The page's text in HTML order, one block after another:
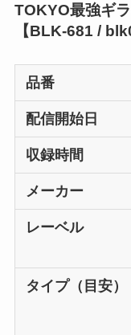
TOKYO最強ギ
【BLK-681 /
品番
配信開始日
収録時間
メーカー
レーベル
タイプ（目安）